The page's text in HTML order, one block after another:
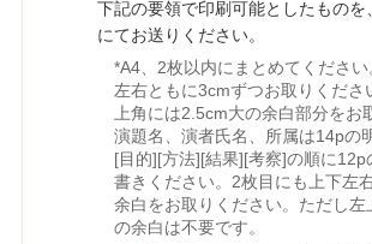
下記の要領で印刷可能としたものを
にてお送りください。
*A4、2枚以内にまとめてくださ
左右ともに3cmずつお取りくださ
上角には2.5cm大の余白部分をお
演題名、演者氏名、所属は14pの
[目的][方法][結果][考察]の順に12p
書きください。2枚目にも上下左
余白をお取りください。ただし左
の余白は不要です。